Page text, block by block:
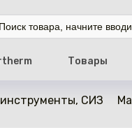
Товары
инструменты, СИЗ